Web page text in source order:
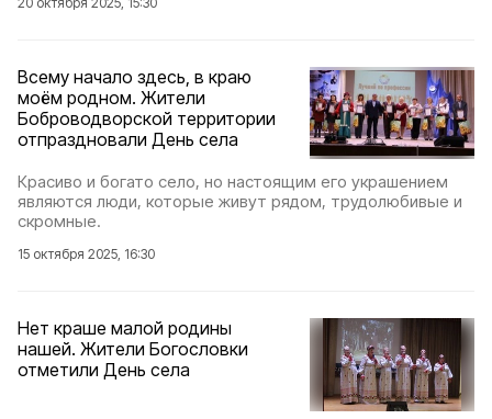
Всему начало здесь, в краю
моём родном. Жители
Боброводворской территории
отпраздновали День села
Красиво и богато село, но настоящим его украшением
являются люди, которые живут рядом, трудолюбивые и
скромные.
15 октября 2025, 16:30
Нет краше малой родины
нашей. Жители Богословки
отметили День села